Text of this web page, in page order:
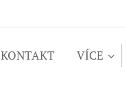
KONTAKT VÍCE